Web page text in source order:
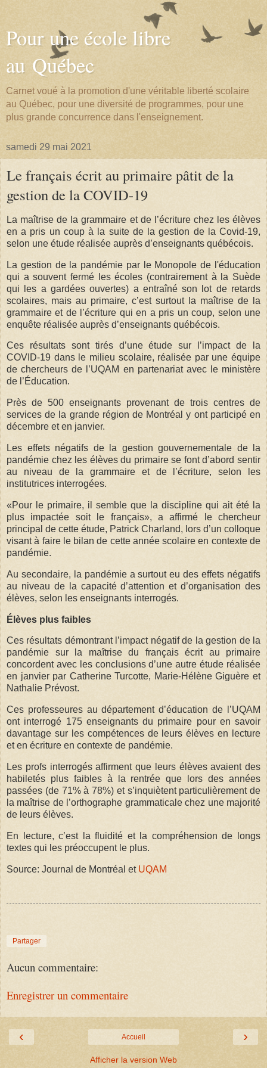
Pour une école libre
au Québec
Carnet voué à la promotion d'une véritable liberté scolaire
au Québec, pour une diversité de programmes, pour une
plus grande concurrence dans l'enseignement.
samedi 29 mai 2021
Le français écrit au primaire pâtit de la
gestion de la COVID-19
La maîtrise de la grammaire et de l’écriture chez les élèves
en a pris un coup à la suite de la gestion de la Covid-19,
selon une étude réalisée auprès d’enseignants québécois.
La gestion de la pandémie par le Monopole de l'éducation
qui a souvent fermé les écoles (contrairement à la Suède
qui les a gardées ouvertes) a entraîné son lot de retards
scolaires, mais au primaire, c’est surtout la maîtrise de la
grammaire et de l’écriture qui en a pris un coup, selon une
enquête réalisée auprès d’enseignants québécois.
Ces résultats sont tirés d’une étude sur l’impact de la
COVID-19 dans le milieu scolaire, réalisée par une équipe
de chercheurs de l’UQAM en partenariat avec le ministère
de l’Éducation.
Près de 500 enseignants provenant de trois centres de
services de la grande région de Montréal y ont participé en
décembre et en janvier.
Les effets négatifs de la gestion gouvernementale de la
pandémie chez les élèves du primaire se font d’abord sentir
au niveau de la grammaire et de l’écriture, selon les
institutrices interrogées.
«Pour le primaire, il semble que la discipline qui ait été la
plus impactée soit le français», a affirmé le chercheur
principal de cette étude, Patrick Charland, lors d’un colloque
visant à faire le bilan de cette année scolaire en contexte de
pandémie.
Au secondaire, la pandémie a surtout eu des effets négatifs
au niveau de la capacité d’attention et d’organisation des
élèves, selon les enseignants interrogés.
Élèves plus faibles
Ces résultats démontrant l’impact négatif de la gestion de la
pandémie sur la maîtrise du français écrit au primaire
concordent avec les conclusions d’une autre étude réalisée
en janvier par Catherine Turcotte, Marie-Hélène Giguère et
Nathalie Prévost.
Ces professeures au département d’éducation de l’UQAM
ont interrogé 175 enseignants du primaire pour en savoir
davantage sur les compétences de leurs élèves en lecture
et en écriture en contexte de pandémie.
Les profs interrogés affirment que leurs élèves avaient des
habiletés plus faibles à la rentrée que lors des années
passées (de 71% à 78%) et s’inquiètent particulièrement de
la maîtrise de l’orthographe grammaticale chez une majorité
de leurs élèves.
En lecture, c’est la fluidité et la compréhension de longs
textes qui les préoccupent le plus.
Source: Journal de Montréal et UQAM
Partager
Aucun commentaire:
Enregistrer un commentaire
‹ ›
Accueil
Afficher la version Web